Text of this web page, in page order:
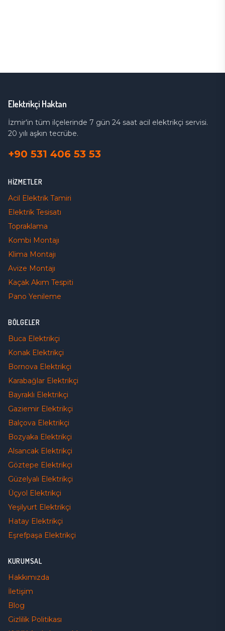
Elektrikçi Haktan
İzmir'in tüm ilçelerinde 7 gün 24 saat acil elektrikçi servisi.
20 yılı aşkın tecrübe.
+90 531 406 53 53
HIZMETLER
Acil Elektrik Tamiri
Elektrik Tesisatı
Topraklama
Kombi Montajı
Klima Montajı
Avize Montajı
Kaçak Akım Tespiti
Pano Yenileme
BÖLGELER
Buca Elektrikçi
Konak Elektrikçi
Bornova Elektrikçi
Karabağlar Elektrikçi
Bayraklı Elektrikçi
Gaziemir Elektrikçi
Balçova Elektrikçi
Bozyaka Elektrikçi
Alsancak Elektrikçi
Göztepe Elektrikçi
Güzelyalı Elektrikçi
Üçyol Elektrikçi
Yeşilyurt Elektrikçi
Hatay Elektrikçi
Eşrefpaşa Elektrikçi
KURUMSAL
Hakkımızda
İletişim
Blog
Gizlilik Politikası